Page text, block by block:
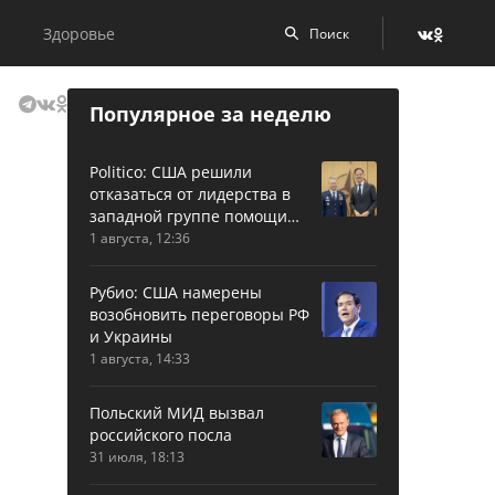
Здоровье
Популярное за неделю
Politico: США решили
отказаться от лидерства в
западной группе помощи
Украине
1 августа, 12:36
Рубио: США намерены
возобновить переговоры РФ
и Украины
1 августа, 14:33
Польский МИД вызвал
российского посла
31 июля, 18:13